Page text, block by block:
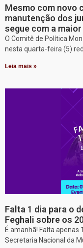
Mesmo com novo
manutenção dos
segue com a
O Comitê de Política
nesta quarta-feira (5)
Leia mais »
Falta 1 dia para o
Feghali sobre os
É amanhã! Falta
Secretaria Nacional da